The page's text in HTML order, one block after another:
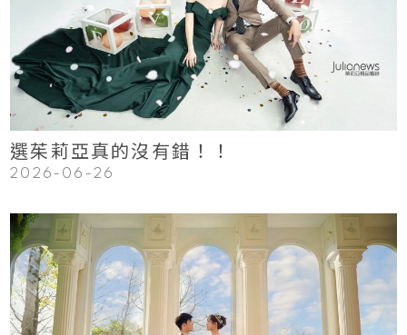
Read More
選茱莉亞真的沒有錯！！
2026-06-26
123